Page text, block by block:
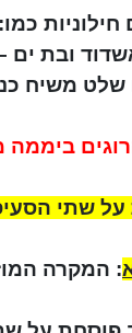
חילוניות
ובת ים
שלט משיח
ביממה
על שתי
: המקרה